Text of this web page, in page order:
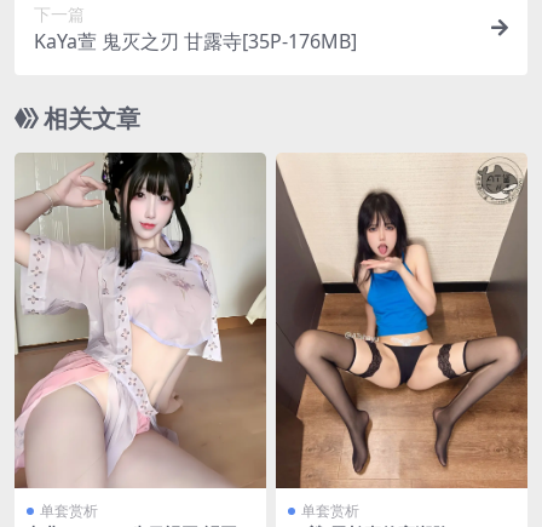
下一篇
KaYa萱 鬼灭之刃 甘露寺[35P-176MB]
相关文章
单套赏析 单套赏析